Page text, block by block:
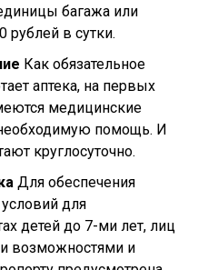
багажа или
рублей в сутки.
Как обязательное
аптека, на первых
медицинские
помощь. И
круглосуточно.
Для обеспечения
для
детей до 7-ми лет, лиц
возможностями и